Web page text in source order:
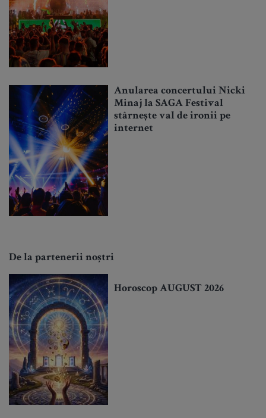
Anularea concertului Nicki
Minaj la SAGA Festival
stârnește val de ironii pe
internet
De la partenerii noștri
Horoscop AUGUST 2026